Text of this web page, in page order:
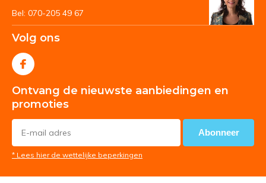
Bel: 070-205 49 67
Volg ons
Ontvang de nieuwste aanbiedingen en
promoties
Abonneer
* Lees hier de wettelijke beperkingen